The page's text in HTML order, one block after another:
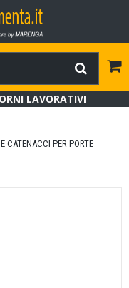
LAVORATIVI
CATENACCI PER PORTE